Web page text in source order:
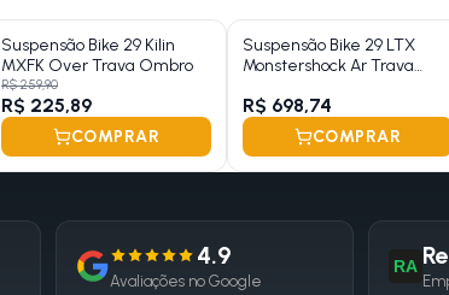
Suspensão Bike 29 Kilin
MXFK Over Trava Ombro
R$ 259,90
R$ 225,89
COMPRAR
Suspensão Bike 29 LTX
Monstershock Ar Trava
R$ 698,74
COMPRAR
4.9
Avaliações no Google
RA